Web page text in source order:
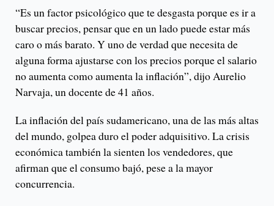
“Es un factor psicológico que te desgasta porque es ir a
buscar precios, pensar que en un lado puede estar más
caro o más barato. Y uno de verdad que necesita de
alguna forma ajustarse con los precios porque el salario
no aumenta como aumenta la inflación”, dijo Aurelio
Narvaja, un docente de 41 años.
La inflación del país sudamericano, una de las más altas
del mundo, golpea duro el poder adquisitivo. La crisis
económica también la sienten los vendedores, que
afirman que el consumo bajó, pese a la mayor
concurrencia.